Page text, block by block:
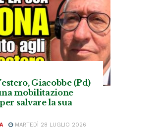
Giacobbe (Pd)
mobilitazione
salvare la sua
MARTEDÌ 28 LUGLIO 2026